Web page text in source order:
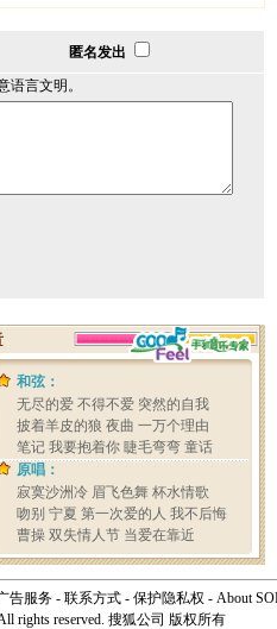
匿名发出
言文明。
告服务 - 联系方式 - 保护隐私权 - About
rights reserved. 搜狐公司 版权所有